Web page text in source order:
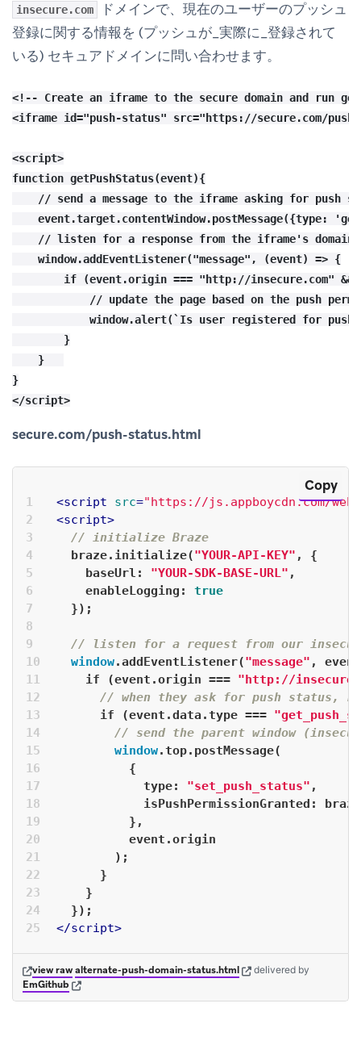
insecure.com
ドメインで、現在のユーザーのプッシュ
登録に関する情報を (プッシュが_実際に_登録されて
いる) セキュアドメインに問い合わせます。
<!-- Create an iframe to the secure domain and run
<iframe id="push-status" src="https://secure.com/
<script>
function getPushStatus(event){
// send a message to the iframe asking for push
event.target.contentWindow.postMessage({type:
    // listen for a response from the iframe's domain
    window.addEventListener("message", (event) => {
if (event.origin === "http://insecure.com"
// update the page based on the push
window.alert(`Is user registered for
        }
    }
}
secure.com/push-status.html
Copy
<script src="https://js.appboycdn.com/
<script>
// initialize Braze
  braze.initialize(
"YOUR-API-KEY" , {
baseUrl : "YOUR-SDK-BASE-URL" ,
enableLogging : true
  });
// listen for a request from our
window.addEventListener("message" ,
if (event.origin === "http://
// when they ask for push status,
if (event.data.type ===
// send the parent window
window.top.postMessage(
          {
type: "set_push_status" ,
isPushPermissionGranted :
          },
          event.origin
        );
      }
    }
  });
</script>
view raw(opens in new tab)
alternate-push-domain-status.html(opens in new tab)
delivered by
EmGithub (opens in new tab)